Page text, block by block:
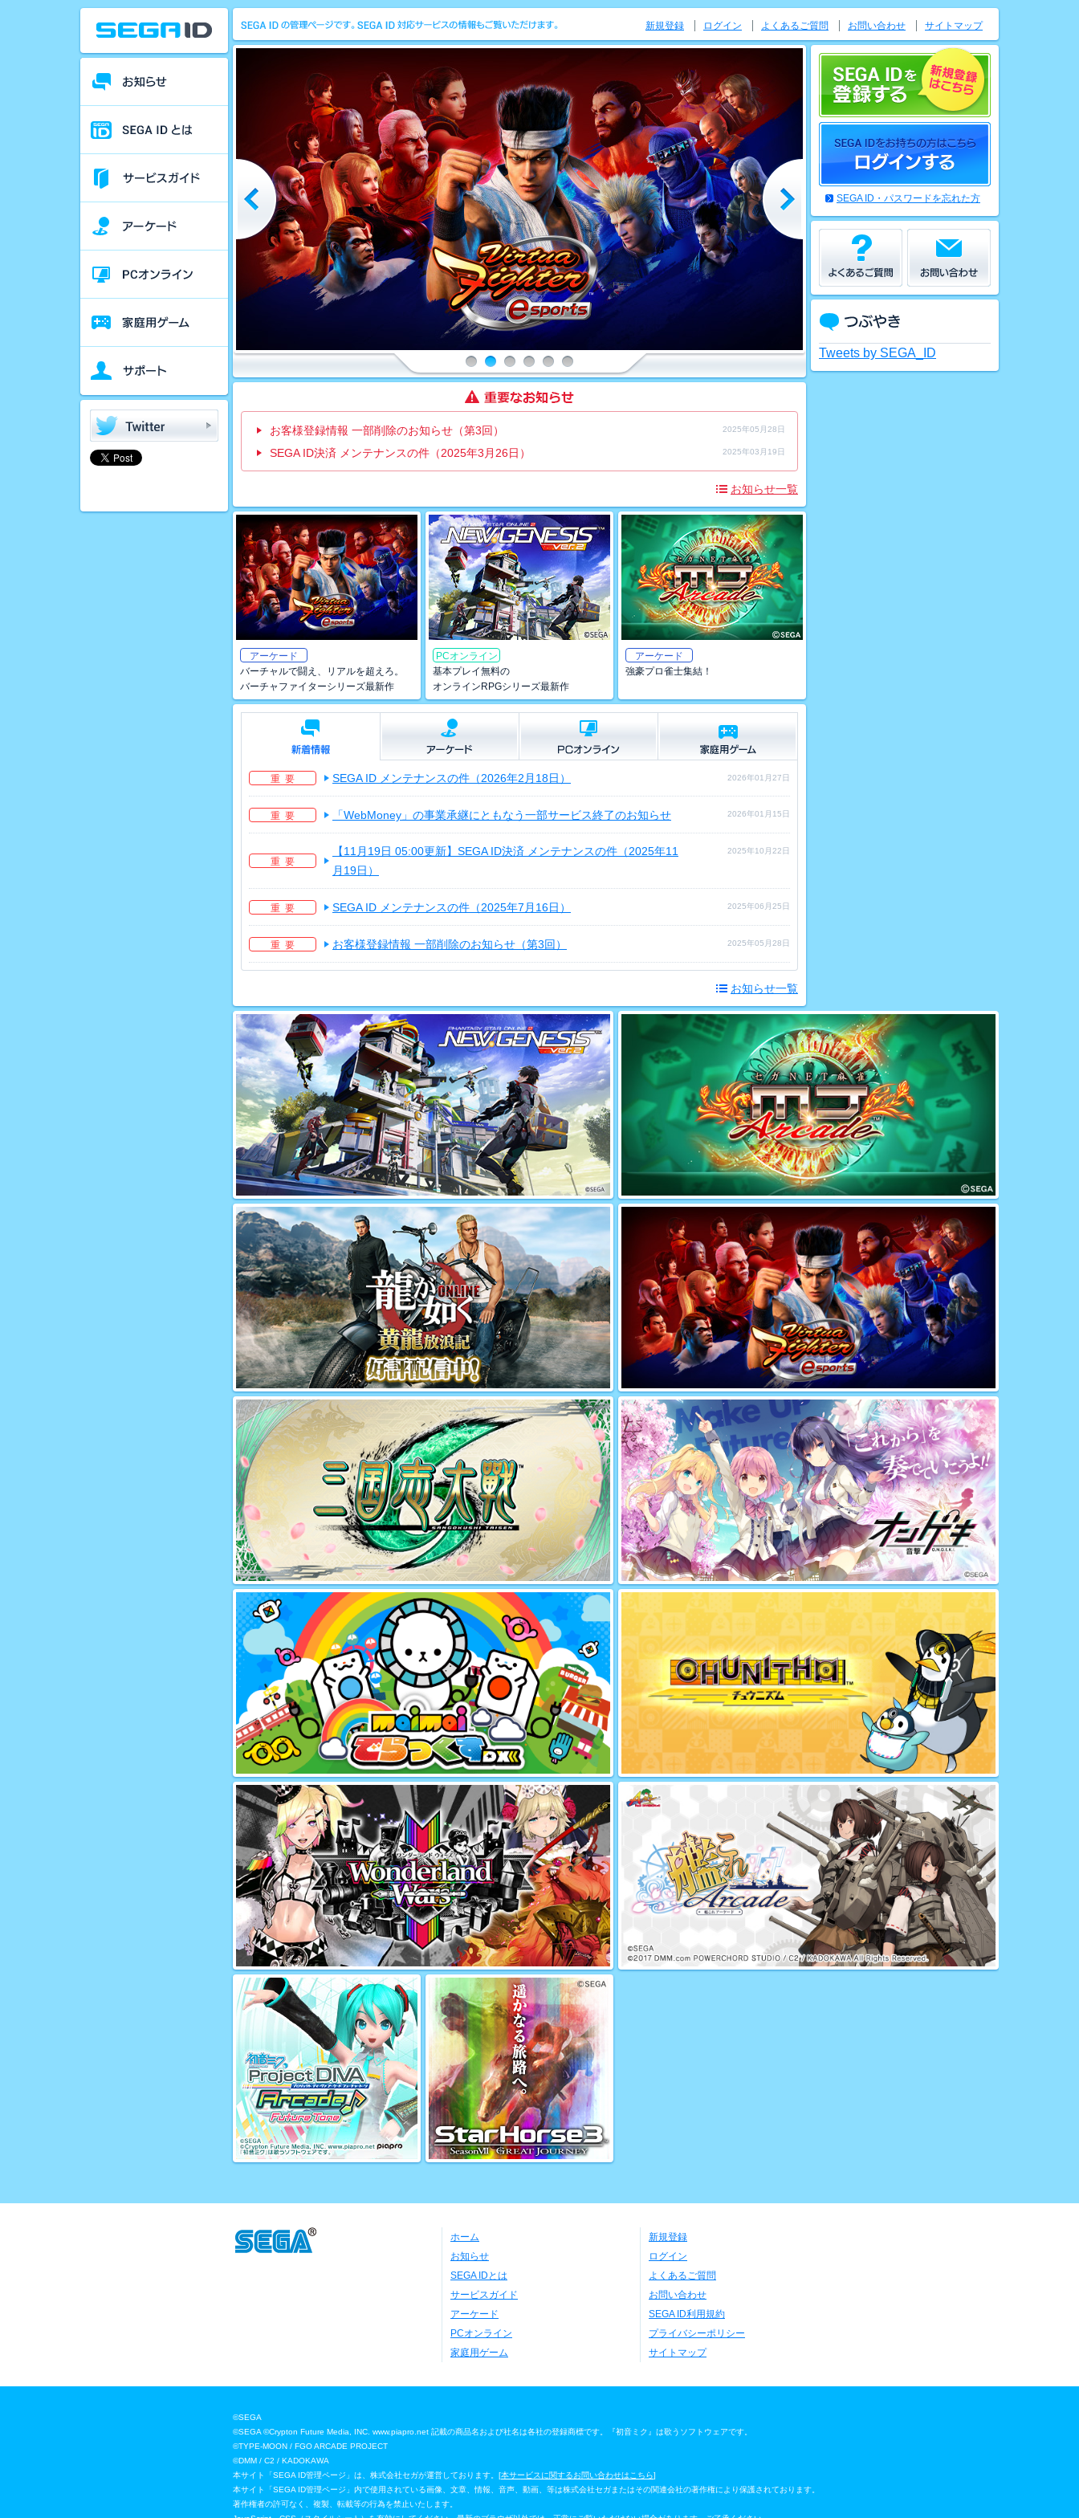
2025年05月28日
お客様登録情報 一部削除のお知らせ（第3回）
2025年03月19日
SEGA ID決済 メンテナンスの件（2025年3月26日）
お知らせ一覧
アーケード
バーチャルで闘え、リアルを超えろ。
バーチャファイターシリーズ最新作
PCオンライン
基本プレイ無料の
オンラインRPGシリーズ最新作
アーケード
強豪プロ雀士集結！
2026年01月27日
重 要 SEGA ID メンテナンスの件（2026年2月18日）
2026年01月15日
重 要 「WebMoney」の事業承継にともなう一部サービス終了のお知らせ
2025年10月22日
重 要
【11月19日 05:00更新】SEGA ID決済 メンテナンスの件（2025年11
月19日）
2025年06月25日
重 要 SEGA ID メンテナンスの件（2025年7月16日）
2025年05月28日
重 要 お客様登録情報 一部削除のお知らせ（第3回）
お知らせ一覧
SEGA ID・パスワードを忘れた方
Tweets by SEGA_ID
新規登録 ログイン よくあるご質問 お問い合わせ サイトマップ
ホーム
お知らせ
SEGA IDとは
サービスガイド
アーケード
PCオンライン
家庭用ゲーム
新規登録
ログイン
よくあるご質問
お問い合わせ
SEGA ID利用規約
プライバシーポリシー
サイトマップ
©SEGA
©SEGA ©Crypton Future Media, INC. www.piapro.net 記載の商品名および社名は各社の登録商標です。『初音ミク』は歌うソフトウェアです。
©TYPE-MOON / FGO ARCADE PROJECT
©DMM / C2 / KADOKAWA
本サイト「SEGA ID管理ページ」は、株式会社セガが運営しております。[本サービスに関するお問い合わせはこちら]
本サイト「SEGA ID管理ページ」内で使用されている画像、文章、情報、音声、動画、等は株式会社セガまたはその関連会社の著作権により保護されております。
著作権者の許可なく、複製、転載等の行為を禁止いたします。